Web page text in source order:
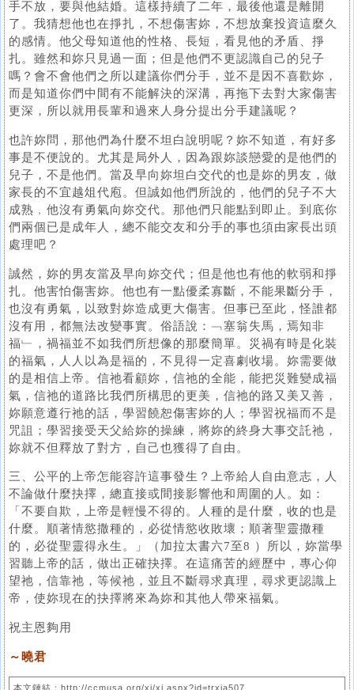
手不放，要與他結婚。這樣持續了二年，最後他還是離開
了。我猜想他也在掙扎，不想傷害妳，不想放棄投資這麼久
的感情。他父母知道他的性格、長短，看見他的矛盾、掙
扎。雖然和妳只見過一面；但是他們不更認識自己的兒子
嗎？會不會他們之所以建議你們分手，並不是因不喜歡妳，
而是知道你們中間有不能解決的深溝，再拖下去對大家傷害
更深，所以就用長輩和過來人身分提出分手建議呢？
也許妳問，那他們為什麼不坦白說明呢？妳不知道，有好多
事是不便說的。尤其是局外人，因為跟妳談戀愛的是他們的
兒子，不是他們。當及早向妳坦白交代的也是妳的男友，做
家長的不宜越俎代庖。但誠如他們所說的，他們的兒子不大
成熟﹐他沒有勇氣向妳交代。那他們只能點到即止。到底你
們兩個已是成年人，總不能交友和分手的事也須由家長出頭
處理吧？
誠然，妳的男友當及早向妳交代；但是他也有他的軟弱和掙
扎。他害怕傷害妳。他也有一點優柔寡斷，不能果斷分手，
也沒有勇氣，以致對妳造成更大傷害。但事已至此，怪誰都
沒有用，都無法改變事實。俗語說：﹁塞翁失馬，焉知非
福﹂，禍福並不如我們所想像的那麼簡單。災禍有時是化裝
的福氣，人人以為是福的，不見得一定喜劇收場。妳需要做
的是相信上帝。信祂看顧妳，信祂的全能，能把災難變成福
氣，信祂的道路比我們所構思的更美，信祂的路又美又善，
妳願意遵行祂的話，學習饒恕傷害妳的人；學習祝福而不是
咒詛；學習接受天父給妳的操練，將妳的終身大事交託祂，
妳就不但釋放了對方，自己也獲得了自由。
三、公平的上帝怎能容許這事發生？上帝給人自由意志，人
不論做什麼抉擇，總直接或間接影響他和周圍的人。如：
「不要自欺，上帝是輕慢不得的。人種的是什麼，收的也是
什麼。順著情慾撒種的，必從情慾收敗壞；順著聖靈撒種
的，必從聖靈得永生。」（加拉太書六7至8 ）所以，妳當學
習聽上帝的話，做出正確抉擇。在這痛苦的經歷中，專心仰
望祂，信靠祂，等候祂，並且不斷尋求真理，尋求更認識上
帝，使妳現在的抉擇將來為妳和其他人帶來福氣。
祝主恩夠用
～曉君
本文鏈結：http://ccmusa.org/xj/xj.aspx?id=trxja507